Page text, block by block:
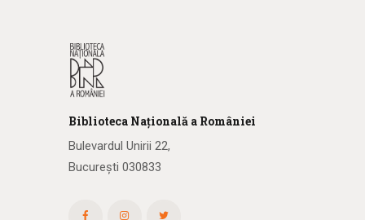
Biblioteca Națională a României
Bulevardul Unirii 22,
București 030833